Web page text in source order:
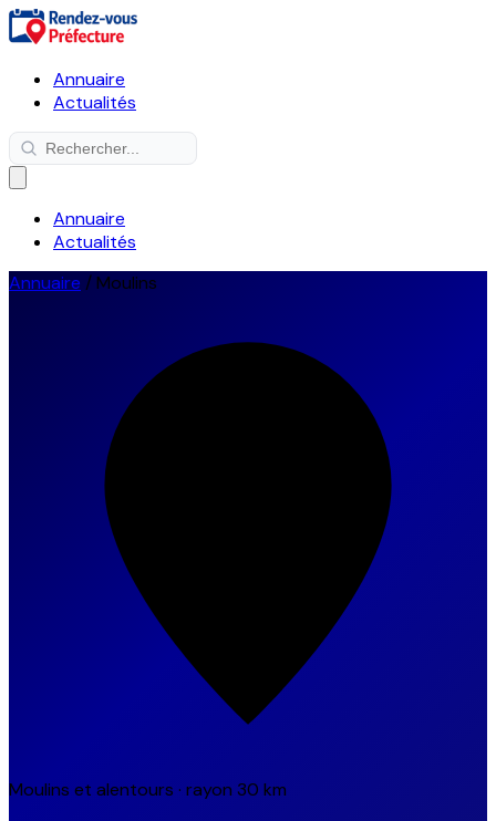
Annuaire
Actualités
Annuaire
Actualités
Annuaire / Moulins
Moulins et alentours · rayon 30 km